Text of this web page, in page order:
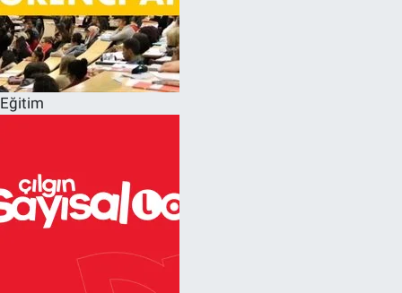
Eğitim